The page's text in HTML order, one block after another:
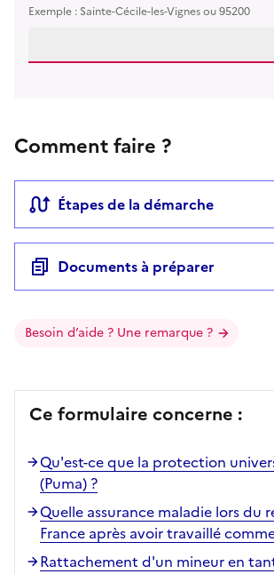
Exemple : Sainte-Cécile-les-Vignes ou 95200
Comment faire ?
Étapes de la démarche
Documents à préparer
Besoin d’aide ? Une remarque ?
Ce formulaire concerne :
Qu'est-ce que la protection
(Puma) ?
Quelle assurance maladie lors du
France après avoir travaillé
Rattachement d'un mineur en